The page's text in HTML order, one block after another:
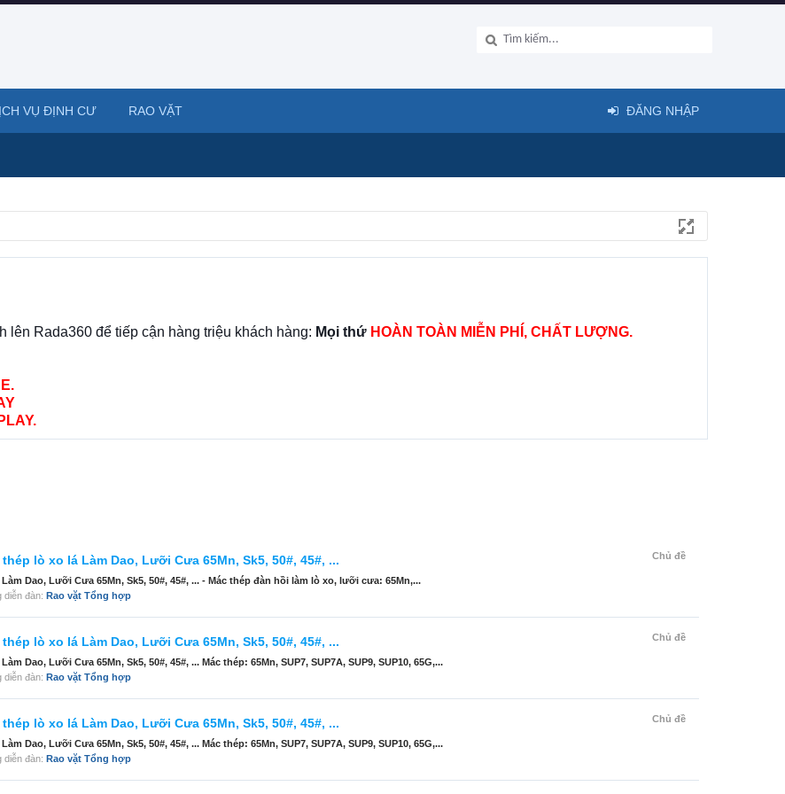
Rada360 để tiếp cận hàng triệu khách hàng: Mọi thứ HOÀN TOÀN MIỄN PHÍ, CHẤT LƯỢNG.
Chủ đề
lò xo lá Làm Dao, Lưỡi Cưa 65Mn, Sk5, 50#, 45#, ...
Dao, Lưỡi Cưa 65Mn, Sk5, 50#, 45#, ... - Mác thép đàn hồi làm lò xo, lưỡi cưa: 65Mn,...
diễn đàn: Rao vặt Tổng hợp
Chủ đề
lò xo lá Làm Dao, Lưỡi Cưa 65Mn, Sk5, 50#, 45#, ...
Dao, Lưỡi Cưa 65Mn, Sk5, 50#, 45#, ... Mác thép: 65Mn, SUP7, SUP7A, SUP9, SUP10, 65G,...
diễn đàn: Rao vặt Tổng hợp
Chủ đề
lò xo lá Làm Dao, Lưỡi Cưa 65Mn, Sk5, 50#, 45#, ...
Dao, Lưỡi Cưa 65Mn, Sk5, 50#, 45#, ... Mác thép: 65Mn, SUP7, SUP7A, SUP9, SUP10, 65G,...
diễn đàn: Rao vặt Tổng hợp
VỤ ĐỊNH CƯ RAO VẶT ĐĂNG NHẬP